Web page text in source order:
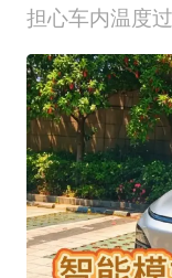
担心车内温度
模式+远程控
高难题，再搭
节。 一、智能
景-上班族的福